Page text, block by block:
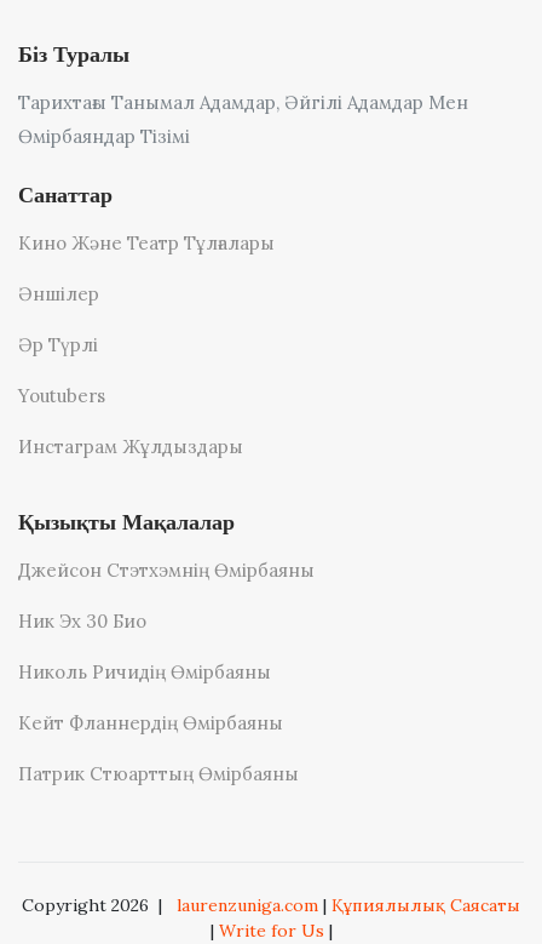
Біз Туралы
Тарихтағы Танымал Адамдар, Әйгілі Адамдар Мен
Өмірбаяндар Тізімі
Санаттар
Кино Және Театр Тұлғалары
Әншілер
Әр Түрлі
Youtubers
Инстаграм Жұлдыздары
Қызықты Мақалалар
Джейсон Стэтхэмнің Өмірбаяны
Ник Эх 30 Био
Николь Ричидің Өмірбаяны
Кейт Фланнердің Өмірбаяны
Патрик Стюарттың Өмірбаяны
Copyright 2026 | laurenzuniga.com | Құпиялылық Саясаты
| Write for Us |